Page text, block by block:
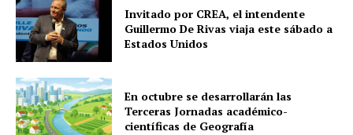
Invitado por CREA, el intendente
Guillermo De Rivas viaja este sábado a
Estados Unidos
En octubre se desarrollarán las
Terceras Jornadas académico-
científicas de Geografía